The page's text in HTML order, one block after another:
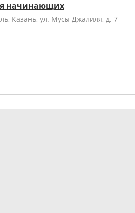
начинающих
Казань, ул. Мусы Джалиля, д. 7